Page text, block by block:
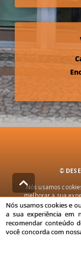
©
Nós usamos
melhorar a sua
publicidade e
nossos serviços, você
Política
Nós usamos cookies e
a sua experiência em
recomendar conteúdo
você concorda com